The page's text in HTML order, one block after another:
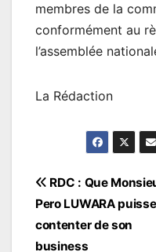
membres de la
conformément au
l’assemblée
La Rédaction
Navigation
de
RDC : Que
Pero LUWARA
contenter de son
business